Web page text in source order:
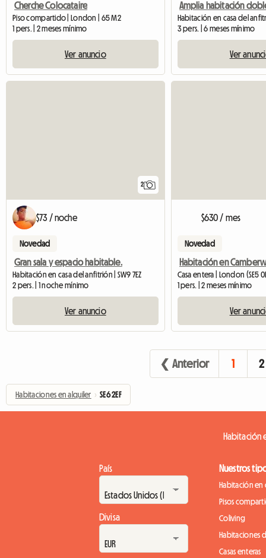
Cherche Colocataire
Piso compartido | London | 65 M2
1 pers. | 2 meses mínimo
Ver anuncio
3 pers. | 6 meses mínimo
Ver
2
$73 / noche
Novedad
Gran sala y espacio habitable.
Habitación en casa del anfitrión | SW9 7EZ
2 pers. | 1 noche mínimo
Ver anuncio
$630 / mes
Novedad
Casa entera | London (SE5
1 pers. | 2 meses mínimo
Ver
❮ Anterior 1 2
Habitaciones en alquiler › SE6 2EF
Habitación
País
Divisa
Nuestros
Habitación en
Pisos
Coliving
Habitaciones
Casas enteras